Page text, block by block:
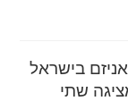
בישראל
שתי